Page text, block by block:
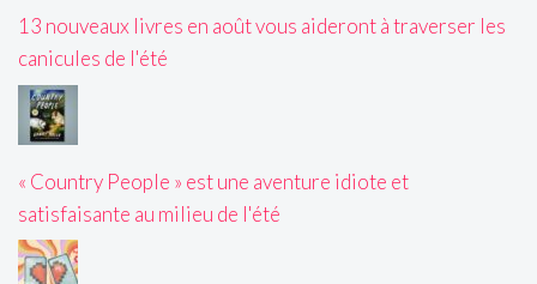
13 nouveaux livres en août vous aideront à traverser les
canicules de l'été
« Country People » est une aventure idiote et
satisfaisante au milieu de l'été